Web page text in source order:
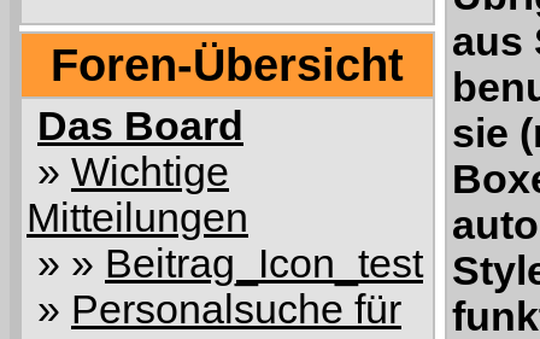
Foren-Übersicht
Das Board
» Wichtige
Mitteilungen
» » Beitrag_Icon_test
» Personalsuche für
aus
sie